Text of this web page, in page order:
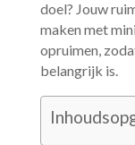
doel? Jouw
maken met
opruimen,
belangrijk is.​